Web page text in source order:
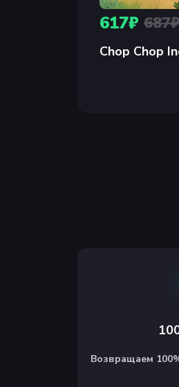
персонажей с
угрозами и
617₽ 687₽
Chop Chop
Возвращаем